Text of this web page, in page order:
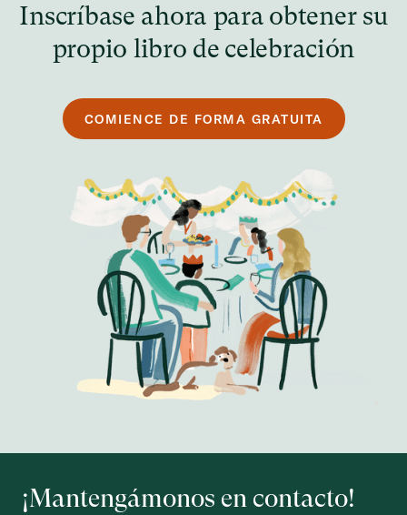
Inscríbase ahora para obtener su
propio libro de celebración
COMIENCE DE FORMA GRATUITA
¡Mantengámonos en contacto!